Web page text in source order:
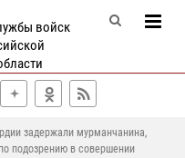
войск
задержали мурманчанина,
подозрению в совершении